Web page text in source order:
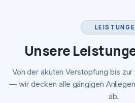
Unsere
Von der akuten Verstopfung bis
— wir decken alle gängigen
ab.